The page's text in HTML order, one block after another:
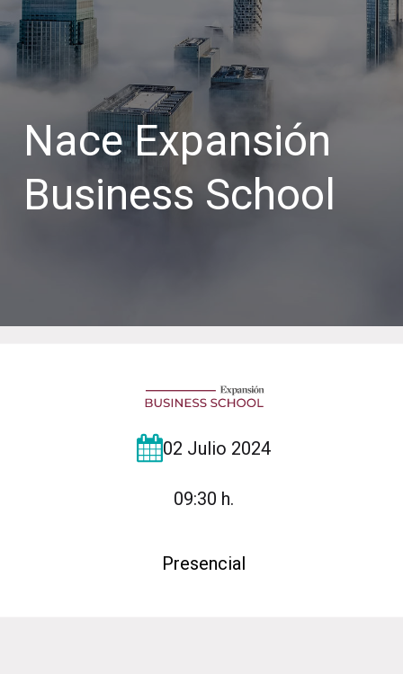
Nace Expansión
Business School
02 Julio 2024
09:30 h.
Presencial